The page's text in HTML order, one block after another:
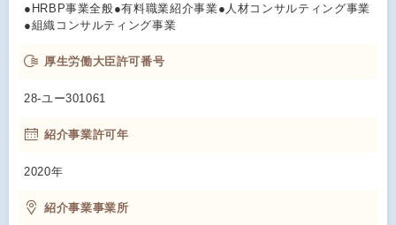
●HRBP事業全般●有料職業紹介事業●人材コンサルティング事業
●組織コンサルティング事業
厚生労働大臣許可番号
28-ユー301061
紹介事業許可年
2020年
紹介事業事業所